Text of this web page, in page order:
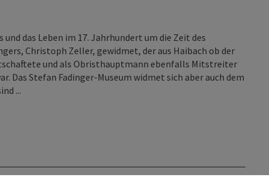
das Leben im 17. Jahrhundert um die Zeit des
Christoph Zeller, gewidmet, der aus Haibach ob der
und als Obristhauptmann ebenfalls Mitstreiter
Das Stefan Fadinger-Museum widmet sich aber auch dem
...